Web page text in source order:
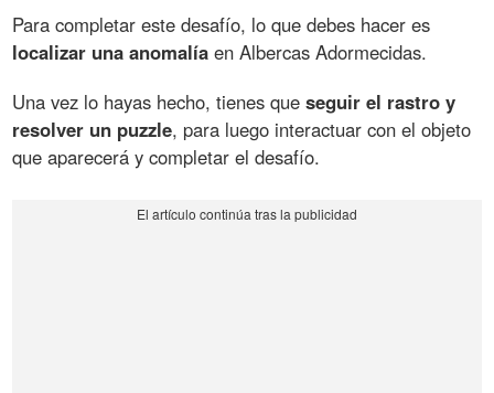
Para completar este desafío, lo que debes hacer es
localizar una anomalía en Albercas Adormecidas.
Una vez lo hayas hecho, tienes queseguir el rastro y
resolver un puzzle, para luego interactuar con el objeto
que aparecerá y completar el desafío.